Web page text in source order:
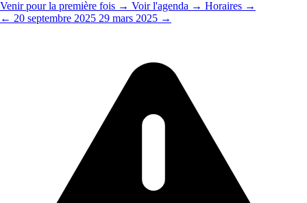
Venir pour la première fois → Voir l'agenda → Horaires →
← 20 septembre 2025 29 mars 2025 →